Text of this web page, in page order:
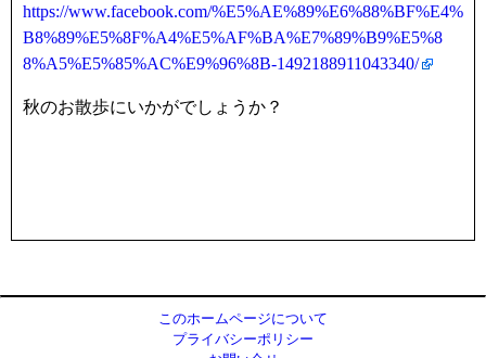
https://www.facebook.com/%E5%AE%89%E6%88%BF%E4%
B8%89%E5%8F%A4%E5%AF%BA%E7%89%B9%E5%8
8%A5%E5%85%AC%E9%96%8B-1492188911043340/
秋のお散歩にいかがでしょうか？
このホームページについて
プライバシーポリシー